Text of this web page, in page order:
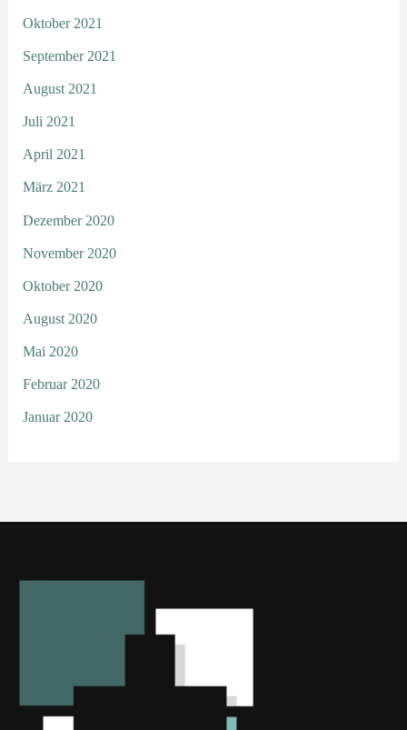
Oktober 2021
September 2021
August 2021
Juli 2021
April 2021
März 2021
Dezember 2020
November 2020
Oktober 2020
August 2020
Mai 2020
Februar 2020
Januar 2020